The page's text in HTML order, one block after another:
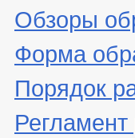
Обзоры
Форма
Порядок